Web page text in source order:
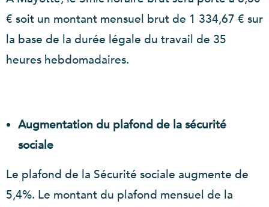
€ soit un montant mensuel brut de 1 334,67 € sur
la base de la durée légale du travail de 35
heures hebdomadaires.
Augmentation du plafond de la sécurité
sociale
Le plafond de la Sécurité sociale augmente de
5,4%. Le montant du plafond mensuel de la